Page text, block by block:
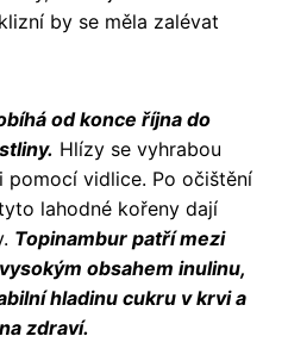
by se měla zalévat
od konce října do
Hlízy se vyhrabou
pomocí vidlice. Po očištění
lahodné kořeny dají
Topinambur patří mezi
obsahem inulinu,
hladinu cukru v krvi a
zdraví.